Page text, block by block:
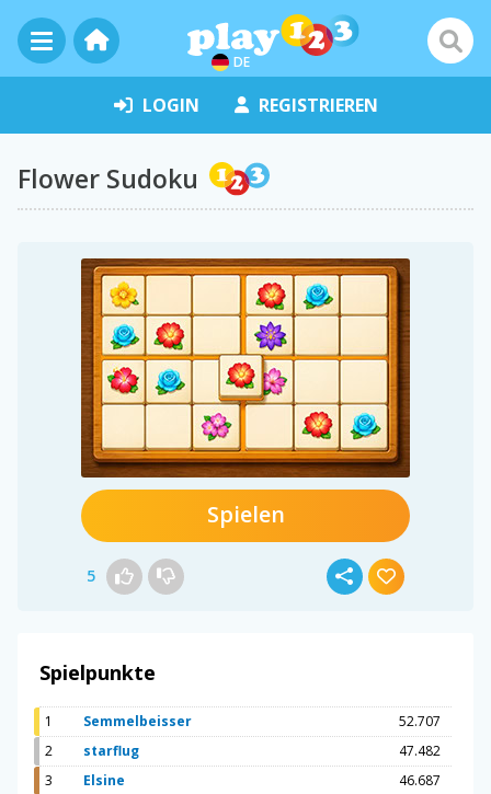
DE
LOGIN REGISTRIEREN
Flower Sudoku
Spielen
5
Spielpunkte
1 Semmelbeisser
52.707
2
starflug
47.482
3
Elsine
46.687